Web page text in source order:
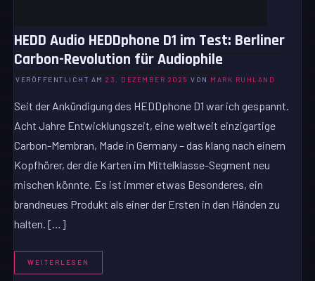
HEDD Audio HEDDphone D1 im Test: Berliner
Carbon-Revolution für Audiophile
VERÖFFENTLICHT AM23. DEZEMBER 2025 VON MARK RUHLAND
Seit der Ankündigung des HEDDphone D1 war ich gespannt.
Acht Jahre Entwicklungszeit, eine weltweit einzigartige
Carbon-Membran, Made in Germany – das klang nach einem
Kopfhörer, der die Karten im Mittelklasse-Segment neu
mischen könnte. Es ist immer etwas Besonderes, ein
brandneues Produkt als einer der Ersten in den Händen zu
halten. […]
WEITERLESEN